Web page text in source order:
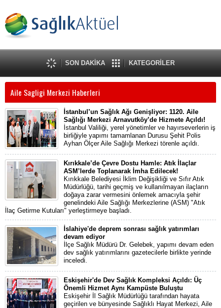
SON DAKİKA KATEGORİLER
Aile Sagligi Merkezi Haberleri
İstanbul’un Sağlık Ağı Genişliyor: 1120. Aile
Sağlığı Merkezi Arnavutköy’de Hizmete Açıldı!
İstanbul Valiliği, yerel yönetimler ve hayırseverlerin iş
birliğiyle yapımı tamamlanan Durusu Şehit Polis
Ayhan Ölçer Aile Sağlığı Merkezi törenle açıldı.
Kırıkkale’de Çevre Dostu Hamle: Atık İlaçlar
ASM’lerde Toplanarak İmha Edilecek!
Kırıkkale Belediyesi İklim Değişikliği ve Sıfır Atık
Müdürlüğü, tarihi geçmiş ve kullanılmayan ilaçların
doğaya zarar vermesini önlemek amacıyla şehir
genelindeki Aile Sağlığı Merkezlerine (ASM) "Atık
İlaç Getirme Kutuları" yerleştirmeye başladı.
İslahiye'de deprem sonrası sağlık yatırımları
devam ediyor
İlçe Sağlık Müdürü Dr. Gelebek, yapımı devam eden
dev sağlık yatırımlarını gazetecilerle birlikte yerinde
inceledi.
Eskişehir'de Dev Sağlık Kompleksi Açıldı: Üç
Önemli Hizmet Aynı Kampüste Buluştu
Eskişehir İl Sağlık Müdürlüğü tarafından hayata
geçirilen ve bünyesinde Sağlıklı Hayat Merkezi, Aile